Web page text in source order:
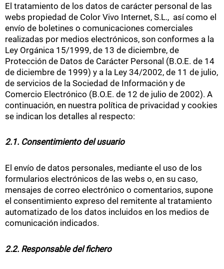
El tratamiento de los datos de carácter personal de las
webs propiedad de Color Vivo Internet, S.L., así como el
envío de boletines o comunicaciones comerciales
realizadas por medios electrónicos, son conformes a la
Ley Orgánica 15/1999, de 13 de diciembre, de
Protección de Datos de Carácter Personal (B.O.E. de 14
de diciembre de 1999) y a la Ley 34/2002, de 11 de julio,
de servicios de la Sociedad de Información y de
Comercio Electrónico (B.O.E. de 12 de julio de 2002). A
continuación, en nuestra política de privacidad y cookies
se indican los detalles al respecto:
2.1. Consentimiento del usuario
El envío de datos personales, mediante el uso de los
formularios electrónicos de las webs o, en su caso,
mensajes de correo electrónico o comentarios, supone
el consentimiento expreso del remitente al tratamiento
automatizado de los datos incluidos en los medios de
comunicación indicados.
2.2. Responsable del fichero